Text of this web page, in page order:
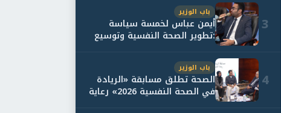
3
باب الوزير
أيمن عباس لخمسة سياسة
:تطوير الصحة النفسية وتوسيع
خدمات العلاج و...
4
باب الوزير
الصحة تطلق مسابقة «الريادة
في الصحة النفسية 2026» رعاية
نفسية اف...